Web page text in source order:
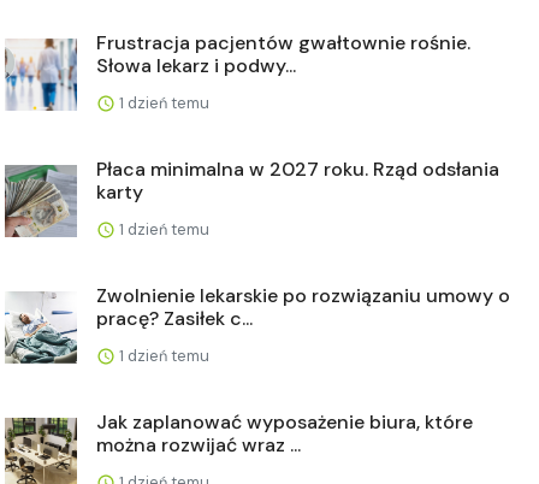
Frustracja pacjentów gwałtownie rośnie.
Słowa lekarz i podwy...
1 dzień temu
Płaca minimalna w 2027 roku. Rząd odsłania
karty
1 dzień temu
Zwolnienie lekarskie po rozwiązaniu umowy o
pracę? Zasiłek c...
1 dzień temu
Jak zaplanować wyposażenie biura, które
można rozwijać wraz ...